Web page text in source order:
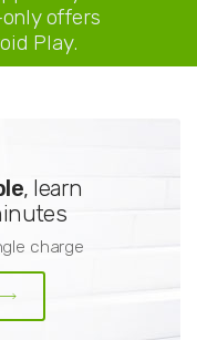
offers
Play.
, learn
charge